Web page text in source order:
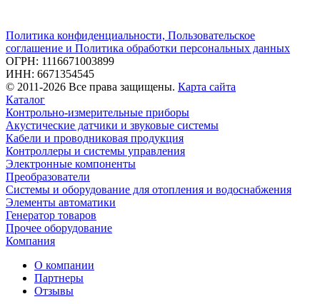
Политика конфиденциальности, Пользовательское
соглашение и Политика обработки персональных данных
ОГРН: 1116671003899
ИНН: 6671354545
© 2011-2026 Все права защищены. Карта сайта
Каталог
Контрольно-измерительные приборы
Акустические датчики и звуковые системы
Кабели и проводниковая продукция
Контроллеры и системы управления
Электронные компоненты
Преобразователи
Системы и оборудование для отопления и водоснабжения
Элементы автоматики
Генератор товаров
Прочее оборудование
Компания
О компании
Партнеры
Отзывы